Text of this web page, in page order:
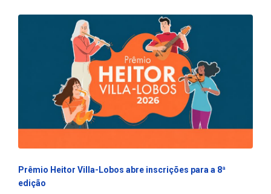
Prêmio Heitor Villa-Lobos abre inscrições para a 8ª
edição